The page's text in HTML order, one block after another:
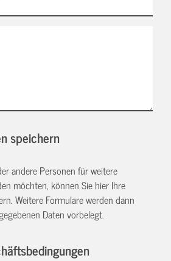
speichern
andere Personen für weitere
möchten, können Sie hier Ihre
Weitere Formulare werden dann
Daten vorbelegt.